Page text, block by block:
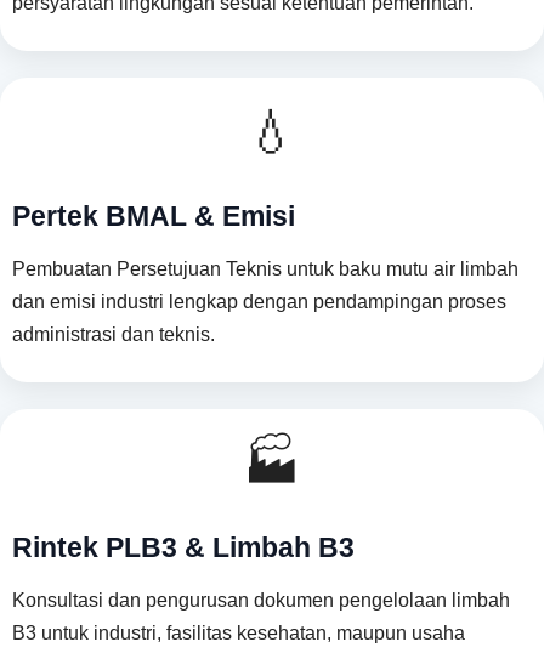
💧
Pertek BMAL & Emisi
Pembuatan Persetujuan Teknis untuk baku mutu air limbah
dan emisi industri lengkap dengan pendampingan proses
administrasi dan teknis.
🏭
Rintek PLB3 & Limbah B3
Konsultasi dan pengurusan dokumen pengelolaan limbah
B3 untuk industri, fasilitas kesehatan, maupun usaha